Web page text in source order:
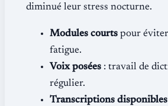
diminué leur stress nocturne.
Modules courts pour
fatigue.
Voix posées : travail de
régulier.
Transcriptions disponibles